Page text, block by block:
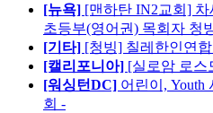
[뉴욕] [맨하탄 IN2교회]
초등부(영어권) 목회자 청
[기타] [청빙] 칠레한인연
[캘리포니아] [실로암 로스
[워싱턴DC] 어린이, Youth
회 -